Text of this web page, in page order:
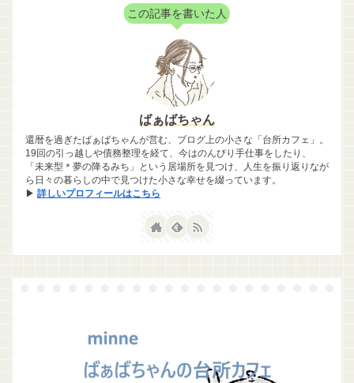
この記事を書いた人
ばぁばちゃん
還暦を過ぎたばぁばちゃんが営む、ブログ上の小さな「台所カフェ」。
19回の引っ越しや債務整理を経て、今はのんびり手仕事をしたり、
「未来型＊夢の降るみち」という居場所を見つけ、人生を振り返りなが
ら日々の暮らしの中で見つけた小さな幸せを綴っています。
▶ 詳しいプロフィールはこちら